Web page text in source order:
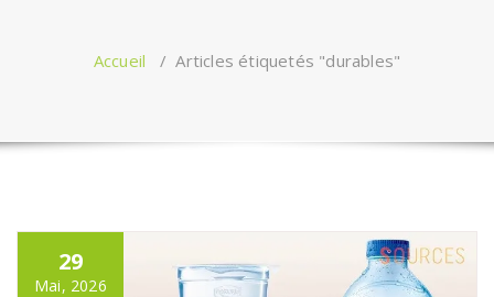
Accueil /Articles étiquetés "durables"
29
Mai, 2026